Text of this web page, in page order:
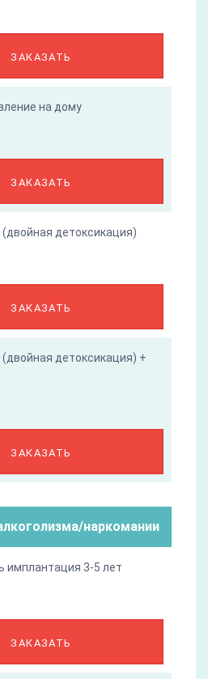
ЗАКАЗАТЬ
на дому
ЗАКАЗАТЬ
детоксикация)
ЗАКАЗАТЬ
детоксикация) +
ЗАКАЗАТЬ
наркомании
имплантация 3-5 лет
ЗАКАЗАТЬ